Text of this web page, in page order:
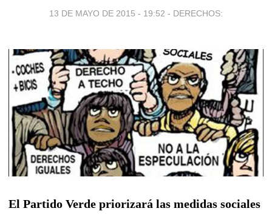
13 DE MAYO DE 2015 - 19:52 - DERECHOS:
El Partido Verde priorizará las medidas sociales